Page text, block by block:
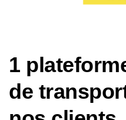
1
de